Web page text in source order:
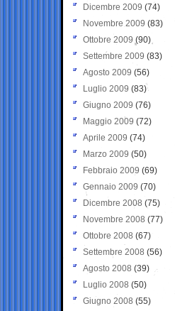
Dicembre 2009 (74)
Novembre 2009 (83)
Ottobre 2009 (90)
Settembre 2009 (83)
Agosto 2009 (56)
Luglio 2009 (83)
Giugno 2009 (76)
Maggio 2009 (72)
Aprile 2009 (74)
Marzo 2009 (50)
Febbraio 2009 (69)
Gennaio 2009 (70)
Dicembre 2008 (75)
Novembre 2008 (77)
Ottobre 2008 (67)
Settembre 2008 (56)
Agosto 2008 (39)
Luglio 2008 (50)
Giugno 2008 (55)